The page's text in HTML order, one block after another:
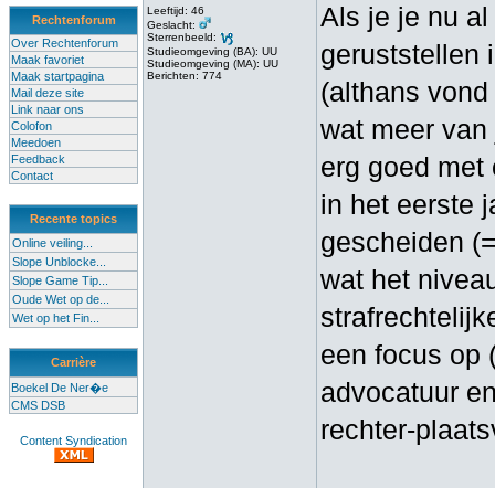
Rechtenforum
Over Rechtenforum
Maak favoriet
Maak startpagina
Mail deze site
Link naar ons
Colofon
Meedoen
Feedback
Contact
Recente topics
Online veiling...
Slope Unblocke...
Slope Game Tip...
Oude Wet op de...
Wet op het Fin...
Carrière
Boekel De Ner�e
CMS DSB
Content Syndication
Leeftijd: 46
Geslacht:
Sterrenbeeld:
Studieomgeving (BA): UU
Studieomgeving (MA): UU
Berichten: 774
Als je je nu
geruststellen
(althans
wat meer
erg goed met
in het eerste
gescheiden
wat het
een focus op
advocatuur
rechter-